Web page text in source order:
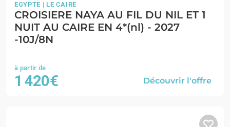
EGYPTE | LE CAIRE
CROISIERE NAYA AU FIL DU NIL ET 1
NUIT AU CAIRE EN 4*(nl) - 2027
-10J/8N
1 420€ Découvrir l'offre